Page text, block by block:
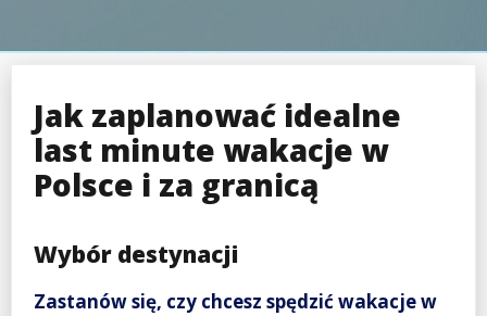
Jak zaplanować idealne
last minute wakacje w
Polsce i za granicą
Wybór destynacji
Zastanów się, czy chcesz spędzić wakacje w